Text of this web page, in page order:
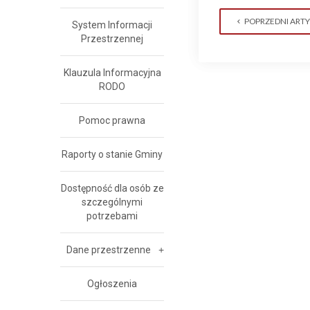
POPRZEDNI
System Informacji
Przestrzennej
Klauzula Informacyjna
RODO
Pomoc prawna
Raporty o stanie Gminy
Dostępność dla osób ze
szczególnymi
potrzebami
Dane przestrzenne
Ogłoszenia